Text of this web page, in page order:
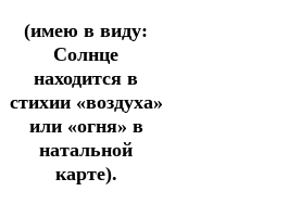
(имею в виду:
Солнце
находится в
стихии «воздуха»
или «огня» в
натальной
карте).